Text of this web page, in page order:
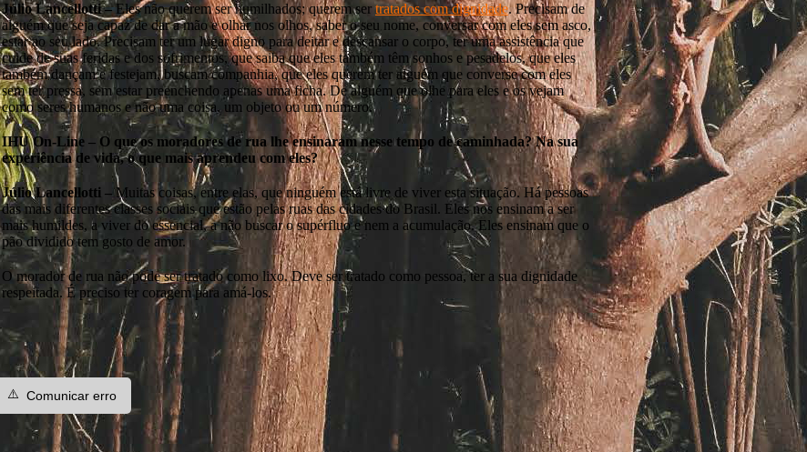
Júlio Lancellotti – Eles não querem ser humilhados; querem ser tratados com dignidade. Precisam de
alguém que seja capaz de dar a mão e olhar nos olhos, saber o seu nome, conversar com eles sem asco,
estar ao seu lado. Precisam ter um lugar digno para deitar e descansar o corpo, ter uma assistência que
cuide de suas feridas e dos sofrimentos, que saiba que eles também têm sonhos e pesadelos, que eles
também dançam e festejam, buscam companhia, que eles querem ter alguém que converse com eles
sem ter pressa, sem estar preenchendo apenas uma ficha. De alguém que olhe para eles e os vejam
como seres humanos e não uma coisa, um objeto ou um número.
IHU On-Line – O que os moradores de rua lhe ensinaram nesse tempo de caminhada? Na sua
experiência de vida, o que mais aprendeu com eles?
Júlio Lancellotti – Muitas coisas, entre elas, que ninguém está livre de viver esta situação. Há pessoas
das mais diferentes classes sociais que estão pelas ruas das cidades do Brasil. Eles nos ensinam a ser
mais humildes, a viver do essencial, a não buscar o supérfluo e nem a acumulação. Eles ensinam que o
pão dividido tem gosto de amor.
O morador de rua não pode ser tratado como lixo. Deve ser tratado como pessoa, ter a sua dignidade
respeitada. É preciso ter coragem para amá-los.
⚠️ Comunicar erro